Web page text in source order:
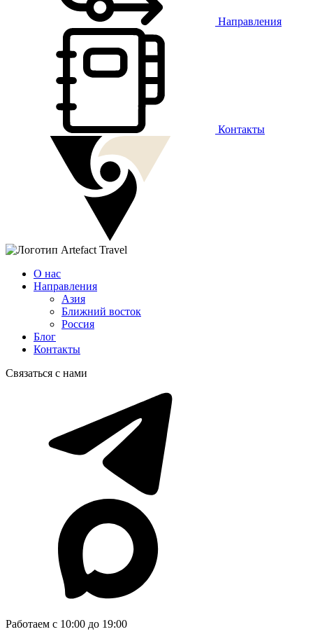
Направления
Контакты
О нас
Направления
Азия
Ближний восток
Россия
Блог
Контакты
Связаться с нами
Работаем с 10:00 до 19:00